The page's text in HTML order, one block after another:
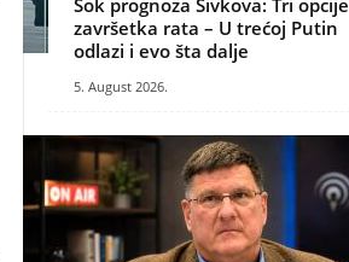
završetka rata – U trećoj Putin
odlazi i evo šta dalje
5. August 2026.